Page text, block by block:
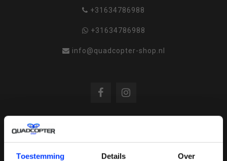
Toestemming Details Over
+31634786988
+31634786988
info@quadcopter-shop.nl